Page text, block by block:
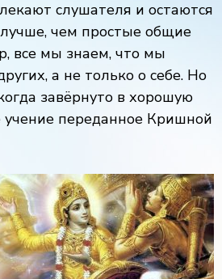
слушателя и остаются
чем простые общие
все мы знаем, что мы
а не только о себе. Но
завёрнуто в хорошую
переданное Кришной